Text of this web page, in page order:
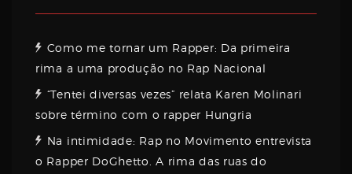
Email
Como me tornar um Rapper: Da primeira
rima a uma produção no Rap Nacional
“Tentei diversas vezes” relata Karen Molinari
sobre término com o rapper Hungria
Na intimidade: Rap no Movimento entrevista
o Rapper DoGhetto. A rima das ruas do